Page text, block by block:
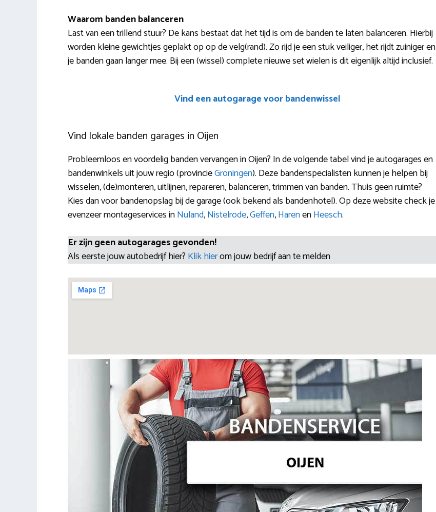
Waarom banden balanceren
Last van een trillend stuur? De kans bestaat dat het tijd is om de banden te laten balanceren. Hierbij
worden kleine gewichtjes geplakt op op de velg(rand). Zo rijd je een stuk veiliger, het rijdt zuiniger en
je banden gaan langer mee. Bij een (wissel) complete nieuwe set wielen is dit eigenlijk altijd inclusief.
Vind een autogarage voor bandenwissel
Vind lokale banden garages in Oijen
Probleemloos en voordelig banden vervangen in Oijen? In de volgende tabel vind je autogarages en
bandenwinkels uit jouw regio (provincieGroningen). Deze bandenspecialisten kunnen je helpen bij
wisselen, (de)monteren, uitlijnen, repareren, balanceren, trimmen van banden. Thuis geen ruimte?
Kies dan voor bandenopslag bij de garage (ook bekend als bandenhotel). Op deze website check je
evenzeer montageservices inNuland,Nistelrode,Geffen,HarenenHeesch.
Er zijn geen autogarages gevonden!
Als eerste jouw autobedrijf hier? Klik hierom jouw bedrijf aan te melden